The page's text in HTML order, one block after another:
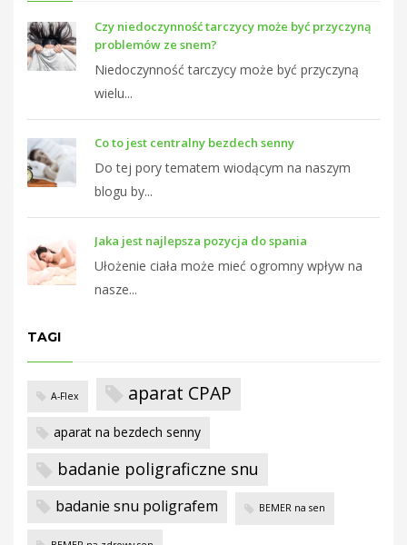
Czy niedoczynność tarczycy może być przyczyną
problemów ze snem?
Niedoczynność tarczycy może być przyczyną
wielu...
Co to jest centralny bezdech senny
Do tej pory tematem wiodącym na naszym
blogu by...
Jaka jest najlepsza pozycja do spania
Ułożenie ciała może mieć ogromny wpływ na
nasze...
TAGI
A-Flex aparat CPAP
aparat na bezdech senny
badanie poligraficzne snu
badanie snu poligrafem BEMER na sen